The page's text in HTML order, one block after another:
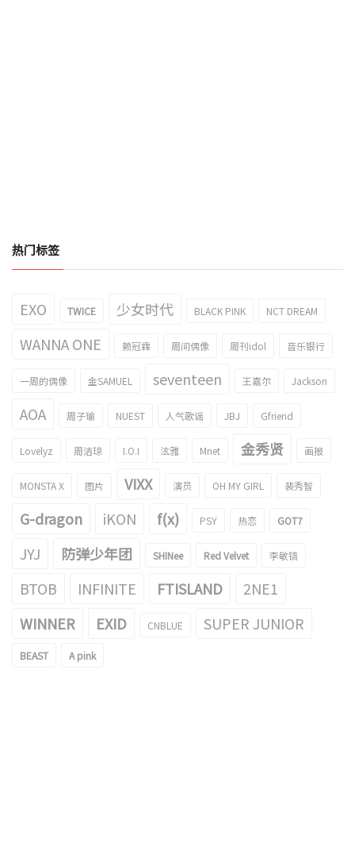
热门标签
EXO TWICE 少女时代 BLACK PINK NCT DREAM
WANNA ONE 赖冠霖 周间偶像 周刊idol 音乐银行
一周的偶像 金SAMUEL seventeen 王嘉尔 Jackson
AOA 周子瑜 NUEST 人气歌谣 JBJ Gfriend
Lovelyz 周洁琼 I.O.I 泫雅 Mnet 金秀贤 画报
MONSTA X 图片 VIXX 演员 OH MY GIRL 裴秀智
G-dragon iKON f(x) PSY 热恋 GOT7
JYJ 防弹少年团 SHINee Red Velvet 李敏镐
BTOB INFINITE FTISLAND
2NE1
WINNER
EXID CNBLUE SUPER JUNIOR
BEAST A pink